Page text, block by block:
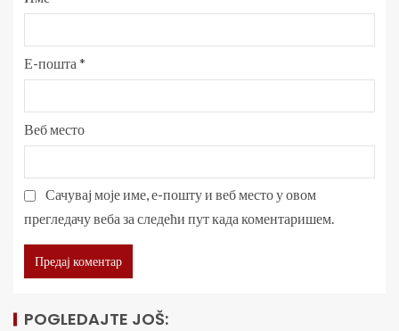
Е-пошта *
Веб место
Сачувај моје име, е-пошту и веб место у овом
прегледачу веба за следећи пут када коментаришем.
POGLEDAJTE JOŠ: